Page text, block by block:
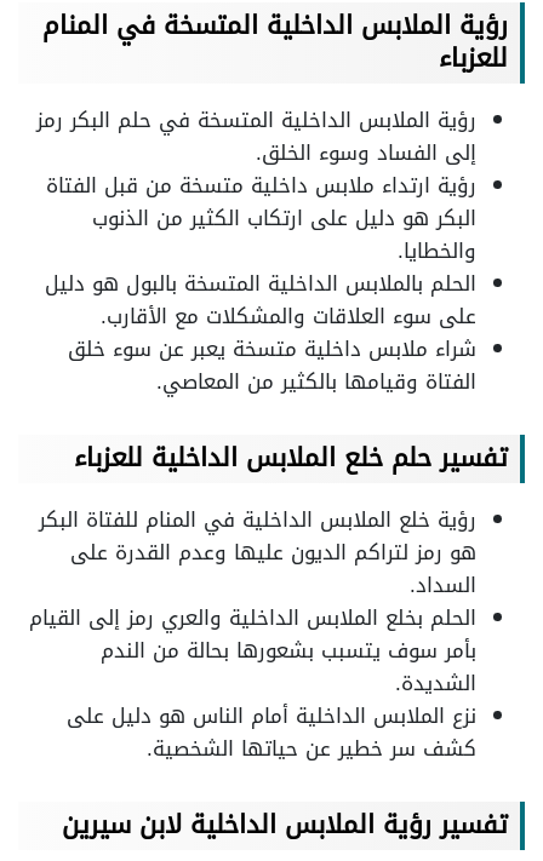
رؤية الملابس الداخلية المتسخة في المنام
للعزباء
رؤية الملابس الداخلية المتسخة في حلم البكر رمز
إلى الفساد وسوء الخلق.
رؤية ارتداء ملابس داخلية متسخة من قبل الفتاة
البكر هو دليل على ارتكاب الكثير من الذنوب
والخطايا.
الحلم بالملابس الداخلية المتسخة بالبول هو دليل
على سوء العلاقات والمشكلات مع الأقارب.
شراء ملابس داخلية متسخة يعبر عن سوء خلق
الفتاة وقيامها بالكثير من المعاصي.
تفسير حلم خلع الملابس الداخلية للعزباء
رؤية خلع الملابس الداخلية في المنام للفتاة البكر
هو رمز لتراكم الديون عليها وعدم القدرة على
السداد.
الحلم بخلع الملابس الداخلية والعري رمز إلى القيام
بأمر سوف يتسبب بشعورها بحالة من الندم
الشديدة.
نزع الملابس الداخلية أمام الناس هو دليل على
كشف سر خطير عن حياتها الشخصية.
تفسير رؤية الملابس الداخلية لابن سيرين